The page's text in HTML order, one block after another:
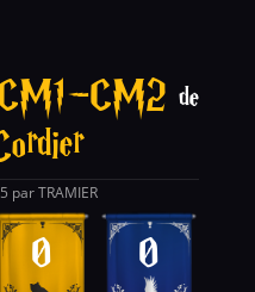
CM2 de
par TRAMIER
0 0